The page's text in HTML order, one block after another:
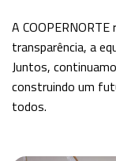
A
transparência, a
Juntos,
construindo um
todos.